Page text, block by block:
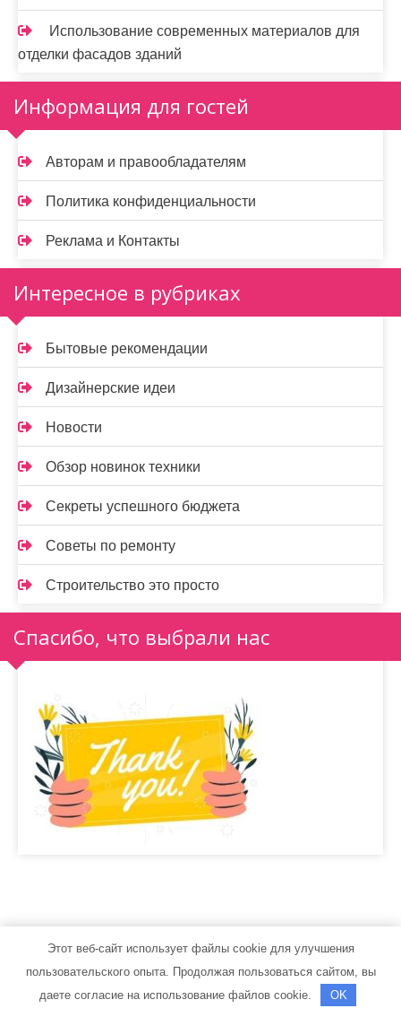
Использование современных материалов для
отделки фасадов зданий
Информация для гостей
Авторам и правообладателям
Политика конфиденциальности
Реклама и Контакты
Интересное в рубриках
Бытовые рекомендации
Дизайнерские идеи
Новости
Обзор новинок техники
Секреты успешного бюджета
Советы по ремонту
Строительство это просто
Спасибо, что выбрали нас
stroiteli33.ru - Работает на WordPress
Тема от Grace Themes
Этот веб-сайт использует файлы cookie для улучшения
пользовательского опыта. Продолжая пользоваться сайтом, вы
даете согласие на использование файлов cookie.
OK